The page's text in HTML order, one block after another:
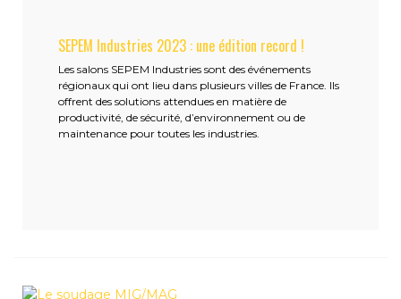
SEPEM Industries 2023 : une édition record !
Les salons SEPEM Industries sont des événements
régionaux qui ont lieu dans plusieurs villes de France. Ils
offrent des solutions attendues en matière de
productivité, de sécurité, d’environnement ou de
maintenance pour toutes les industries.